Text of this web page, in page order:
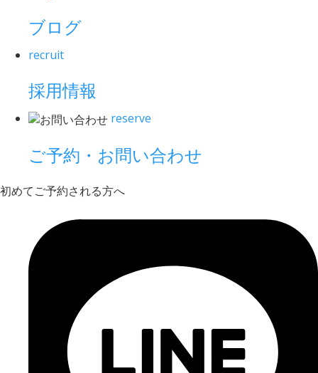
ブログ
recruit
採用情報
reserve
ご予約・お問い合わせ
初めてご予約される方へ